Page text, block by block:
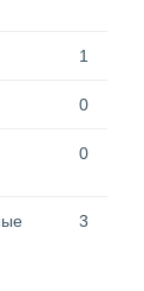
1
0
0
3